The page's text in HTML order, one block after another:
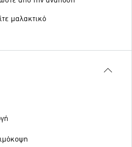
μαλακτικό